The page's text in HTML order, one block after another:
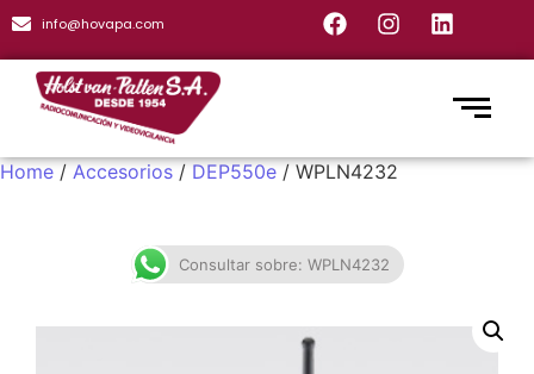
info@hovapa.com
Home/Accesorios/DEP550e/ WPLN4232
Consultar sobre: WPLN4232